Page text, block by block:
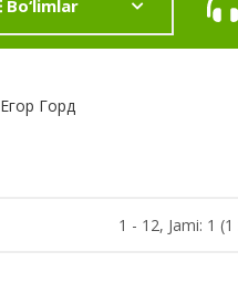
Bo‘limlar
Егор Горд
1 - 12, Jami: 1